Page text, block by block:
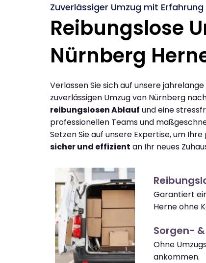
Zuverlässiger Umzug mit Erfahrung
Reibungslose
Nürnberg
Verlassen Sie sich auf unsere
zuverlässigen Umzug von Nürnberg
reibungslosen Ablauf und eine
professionellen Teams und
Setzen Sie auf unsere Expertise, um
sicher und effizient an Ihr neues
Garantiert
Herne ohne
Sorgen-
Ohne
ankommen.